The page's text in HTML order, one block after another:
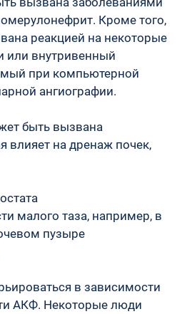
Кроме того,
реакцией на некоторые
или внутривенный
при компьютерной
ангиографии.
быть вызвана
влияет на дренаж почек,
малого таза, например, в
пузыре
в зависимости
АКФ. Некоторые люди